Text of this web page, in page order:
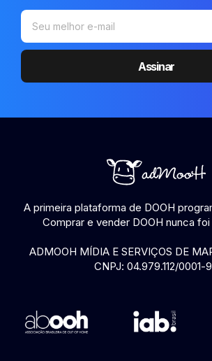
Assinar
A primeira plataforma de DOOH
Comprar e vender DOOH nunca
ADMOOH MÍDIA E SERVIÇOS DE
CNPJ: 04.979.112/0001-